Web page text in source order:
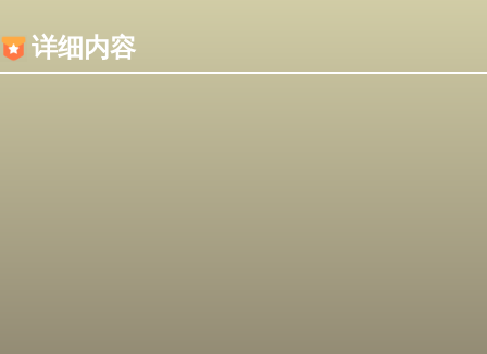
详细内容